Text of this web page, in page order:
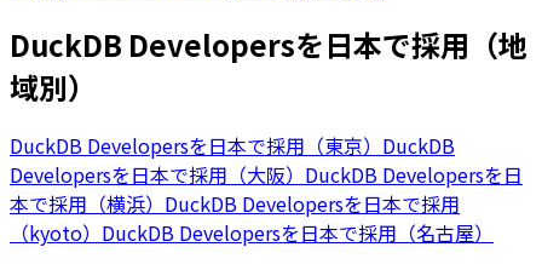
DuckDB Developersを日本で採用（地
域別）
DuckDB Developersを日本で採用（東京） DuckDB
Developersを日本で採用（大阪） DuckDB Developersを日
本で採用（横浜） DuckDB Developersを日本で採用
（kyoto） DuckDB Developersを日本で採用（名古屋）